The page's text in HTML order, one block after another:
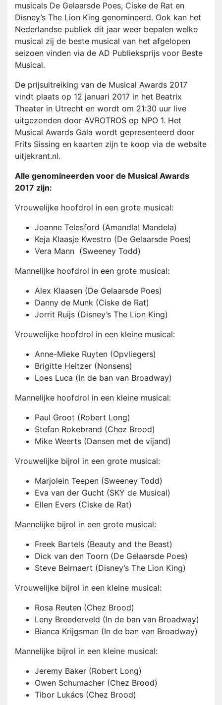
musicals De Gelaarsde Poes, Ciske de Rat en
Disney’s The Lion King genomineerd. Ook kan het
Nederlandse publiek dit jaar weer bepalen welke
musical zij de beste musical van het afgelopen
seizoen vinden via de AD Publieksprijs voor Beste
Musical.
De prijsuitreiking van de Musical Awards 2017
vindt plaats op 12 januari 2017 in het Beatrix
Theater in Utrecht en wordt om 21:30 uur live
uitgezonden door AVROTROS op NPO 1. Het
Musical Awards Gala wordt gepresenteerd door
Frits Sissing en kaarten zijn te koop via de website
uitjekrant.nl.
Alle genomineerden voor de Musical Awards
2017 zijn:
Vrouwelijke hoofdrol in een grote musical:
Joanne Telesford (Amandla! Mandela)
Keja Klaasje Kwestro (De Gelaarsde Poes)
Vera Mann (Sweeney Todd)
Mannelijke hoofdrol in een grote musical:
Alex Klaasen (De Gelaarsde Poes)
Danny de Munk (Ciske de Rat)
Jorrit Ruijs (Disney’s The Lion King)
Vrouwelijke hoofdrol in een kleine musical:
Anne-Mieke Ruyten (Opvliegers)
Brigitte Heitzer (Nonsens)
Loes Luca (In de ban van Broadway)
Mannelijke hoofdrol in een kleine musical:
Paul Groot (Robert Long)
Stefan Rokebrand (Chez Brood)
Mike Weerts (Dansen met de vijand)
Vrouwelijke bijrol in een grote musical:
Marjolein Teepen (Sweeney Todd)
Eva van der Gucht (SKY de Musical)
Ellen Evers (Ciske de Rat)
Mannelijke bijrol in een grote musical:
Freek Bartels (Beauty and the Beast)
Dick van den Toorn (De Gelaarsde Poes)
Steve Beirnaert (Disney’s The Lion King)
Vrouwelijke bijrol in een kleine musical:
Rosa Reuten (Chez Brood)
Leny Breederveld (In de ban van Broadway)
Bianca Krijgsman (In de ban van Broadway)
Mannelijke bijrol in een kleine musical:
Jeremy Baker (Robert Long)
Owen Schumacher (Chez Brood)
Tibor Lukács (Chez Brood)